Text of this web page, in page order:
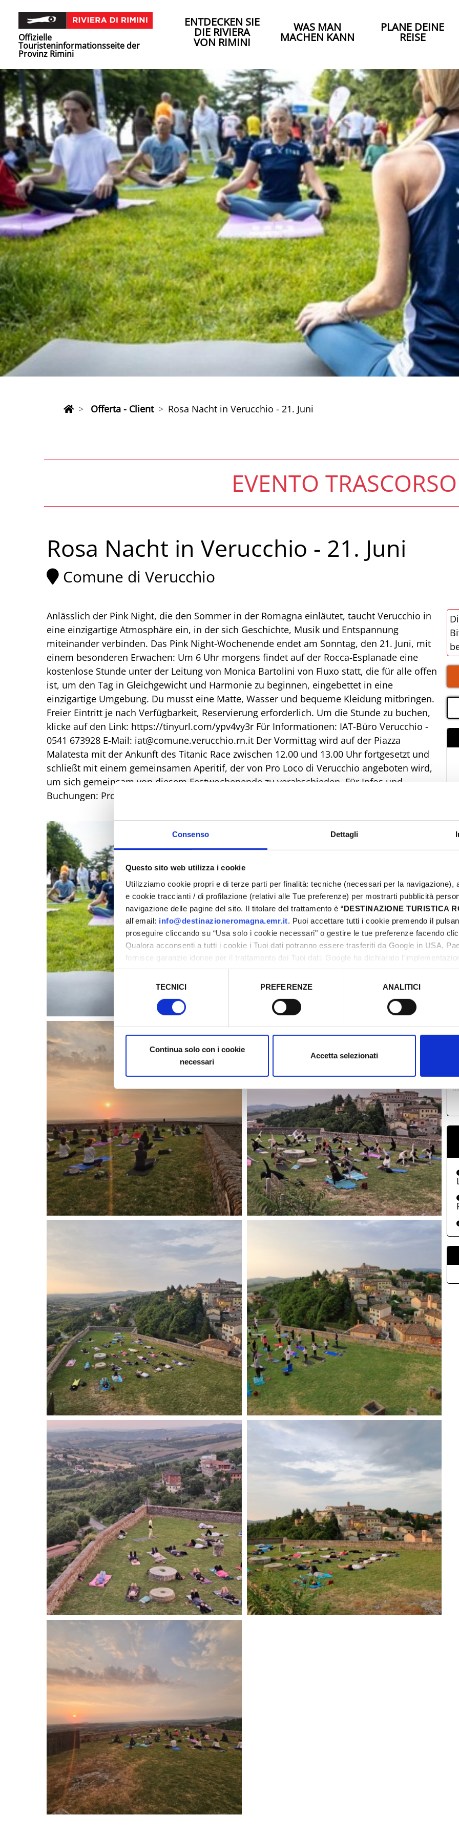
Consenso Dettagli
Questo sito web utilizza i cookie
Utilizziamo cookie propri e di terze parti per finalità: tecniche (necessari per la navigazione),
e cookie traccianti / di profilazione (relativi alle Tue preferenze) per mostrarti pubblicità
navigazione delle pagine del sito. Il titolare del trattamento è “DESTINAZIONE TURISTICA
all'email: info@destinazioneromagna.emr.it. Puoi accettare tutti i cookie premendo il
proseguire cliccando su “Usa solo i cookie necessari" o gestire le tue preferenze facendo clic
Qualora acconsenti a tutti i cookie i Tuoi dati potranno essere trasferiti da Google in USA,
fornisce garanzie idonee per il trattamento dei Tuoi dati. Google ha dichiarato
sicurezza a Tutela dei navigatori, che abbiamo valutato essere sufficienti.
Selezione
TECNICI PREFERENZE ANALITICI
Continua solo con i cookie
necessari
Accetta selezionati
Offizielle
Touristeninformationsseite der
Provinz Rimini
ENTDECKEN SIE
DIE RIVIERA
VON RIMINI
WAS MAN
MACHEN KANN
PLANE DEINE
REISE
Offerta - Client Rosa Nacht in Verucchio - 21. Juni
EVENTO TRASCORSO
Rosa Nacht in Verucchio - 21. Juni
Comune di Verucchio
Anlässlich der Pink Night, die den Sommer in der Romagna einläutet, taucht Verucchio in
eine einzigartige Atmosphäre ein, in der sich Geschichte, Musik und Entspannung
miteinander verbinden. Das Pink Night-Wochenende endet am Sonntag, den 21. Juni, mit
einem besonderen Erwachen: Um 6 Uhr morgens findet auf der Rocca-Esplanade eine
kostenlose Stunde unter der Leitung von Monica Bartolini von Fluxo statt, die für alle offen
ist, um den Tag in Gleichgewicht und Harmonie zu beginnen, eingebettet in eine
einzigartige Umgebung. Du musst eine Matte, Wasser und bequeme Kleidung mitbringen.
Freier Eintritt je nach Verfügbarkeit, Reservierung erforderlich. Um die Stunde zu buchen,
klicke auf den Link: https://tinyurl.com/ypv4vy3r Für Informationen: IAT-Büro Verucchio -
0541 673928 E-Mail: iat@comune.verucchio.rn.it Der Vormittag wird auf der Piazza
Malatesta mit der Ankunft des Titanic Race zwischen 12.00 und 13.00 Uhr fortgesetzt und
schließt mit einem gemeinsamen Aperitif, der von Pro Loco di Verucchio angeboten wird,
um sich gemeinsam von diesem Festwochenende zu verabschieden. Für Infos und
Buchungen: Pro Loco - (+39) 329 0491859